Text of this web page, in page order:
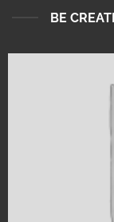
BE